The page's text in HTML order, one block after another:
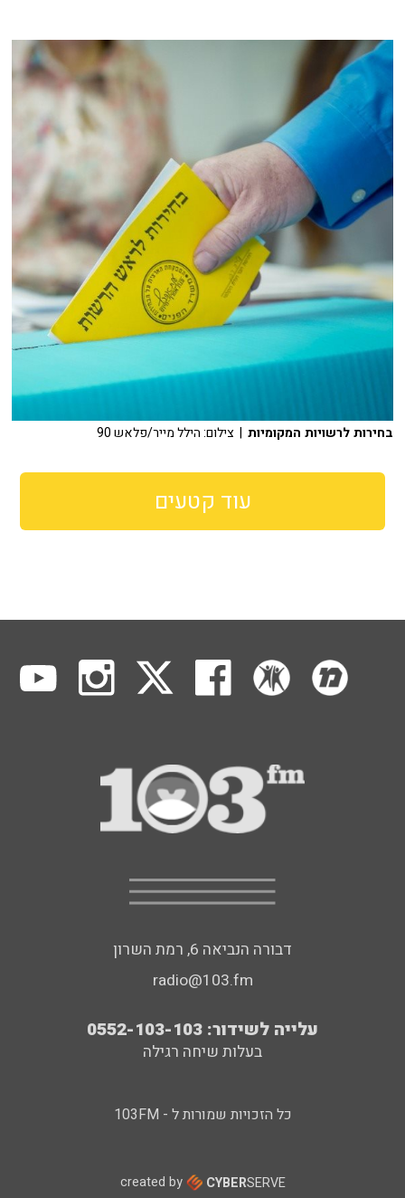
בחירות לרשויות המקומיות | צילום: הילל מייר/פלאש 90
עוד קטעים
דבורה הנביאה 6, רמת השרון
radio@103.fm
עלייה לשידור: 0552-103-103
בעלות שיחה רגילה
כל הזכויות שמורות ל - 103FM
created by CYBERSERVE